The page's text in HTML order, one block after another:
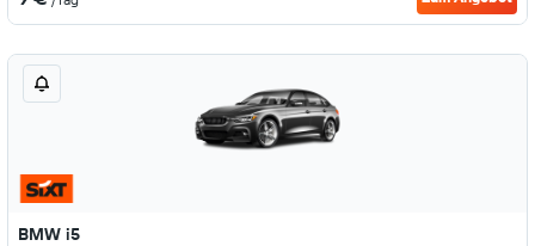
BMW i5